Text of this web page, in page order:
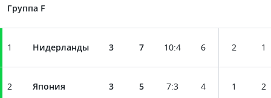
Группа F
1 Нидерланды 3 7 10:4 6 2 1
2 Япония 3 5 7:3 4 1 2